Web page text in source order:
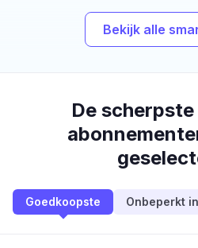
Bekijk alle
De
Goedkoopste Onbeperkt